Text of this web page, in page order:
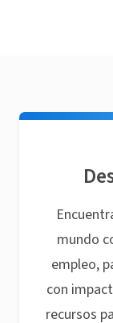
mundo
empleo,
con
recursos